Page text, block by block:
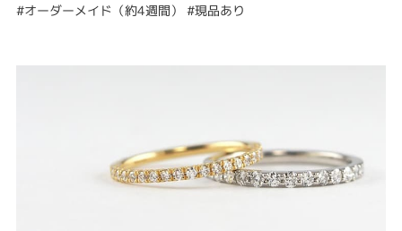
#オーダーメイド（約4週間） #現品あり